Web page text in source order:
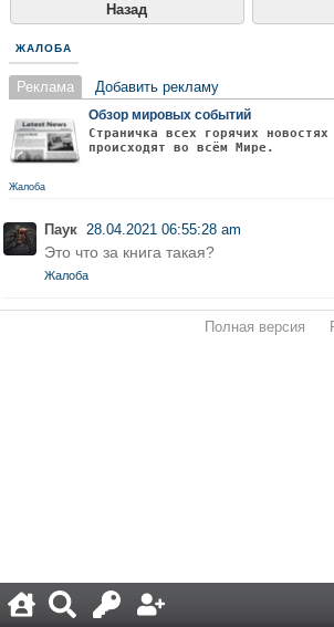
Назад
ЖАЛОБА
Реклама Добавить рекламу
Обзор мировых событий
Страничка всех горячих
происходят во всём Мире.
Жалоба
Паук 28.04.2021 06:55:28 am
Это что за книга такая?
Жалоба
Полная версия